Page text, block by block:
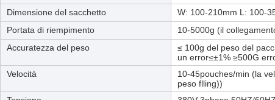
Dimensione del sacchetto
W: 100-210mm L: 100-
Portata di riempimento
10-5000g (il
Accuratezza del peso
≤ 100g del peso del
un error≤±1% ≥500G
Velocità
10-45pouches/min (la
peso flling))